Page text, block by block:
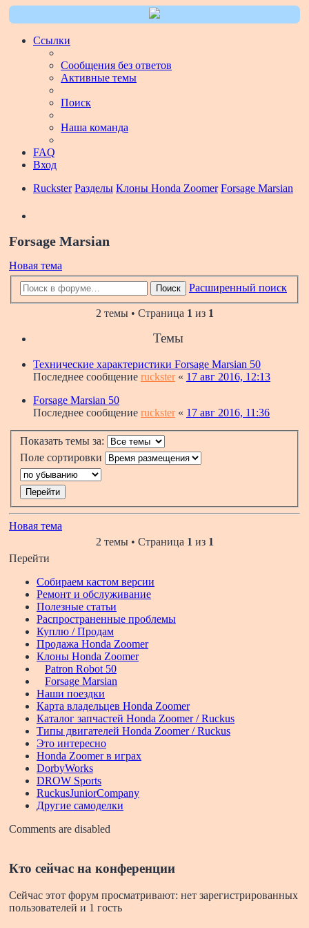
Ссылки
Сообщения без ответов
Активные темы
Поиск
Наша команда
FAQ
Вход
Ruckster Разделы Клоны Honda Zoomer Forsage Marsian
Forsage Marsian
Новая тема
Поиск Расширенный поиск
2 темы • Страница 1 из 1
Темы
Технические характеристики Forsage Marsian 50
Последнее сообщение ruckster« 17 авг 2016, 12:13
Forsage Marsian 50
Последнее сообщение ruckster« 17 авг 2016, 11:36
Показать темы за:
Поле сортировки
Новая тема
2 темы • Страница 1 из 1
Перейти
Собираем кастом версии
Ремонт и обслуживание
Полезные статьи
Распространенные проблемы
Куплю / Продам
Продажа Honda Zoomer
Клоны Honda Zoomer
Patron Robot 50
Forsage Marsian
Наши поездки
Карта владельцев Honda Zoomer
Каталог запчастей Honda Zoomer / Ruckus
Типы двигателей Honda Zoomer / Ruckus
Это интересно
Honda Zoomer в играх
DorbyWorks
DROW Sports
RuckusJuniorCompany
Другие самоделки
Comments are disabled
Кто сейчас на конференции
Сейчас этот форум просматривают: нет зарегистрированных
пользователей и 1 гость